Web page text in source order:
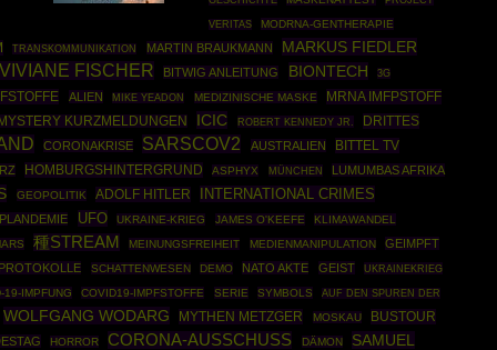
VERITAS
MODRNA-GENTHERAPIE
TRANSKOMMUNIKATION MARTIN BRAUKMANN MARKUS FIEDLER
VIVIANE FISCHER BITWIG ANLEITUNG BIONTECH 3G
ALIEN MIKE YEADON MEDIZINISCHE MASKE MRNA IMFPSTOFF
MYSTERY KURZMELDUNGEN ICIC ROBERT KENNEDY JR.
DRITTES
CORONAKRISE SARSCOV2 AUSTRALIEN BITTEL TV
HOMBURGSHINTERGRUND ASPHYX MÜNCHEN LUMUMBAS AFRIKA
GEOPOLITIK ADOLF HITLER
INTERNATIONAL CRIMES
UFO UKRAINE-KRIEG JAMES O'KEEFE KLIMAWANDEL
種STREAM MEINUNGSFREIHEIT MEDIENMANIPULATION GEIMPFT
SCHATTENWESEN DEMO NATO AKTE GEIST UKRAINEKRIEG
19-IMPFUNG COVID19-IMPFSTOFFE SERIE SYMBOLS AUF DEN SPUREN DER
WOLFGANG WODARG MYTHEN METZGER MOSKAU BUSTOUR
HORROR CORONA-AUSSCHUSS DÄMON
SAMUEL